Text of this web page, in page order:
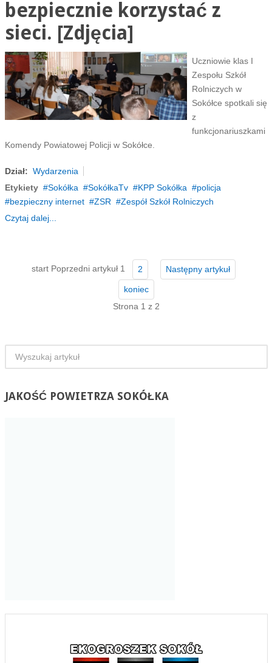
bezpiecznie korzystać z
sieci. [Zdjęcia]
Uczniowie klas I
Zespołu Szkół
Rolniczych w
Sokółce spotkali się
z
funkcjonariuszkami
Komendy Powiatowej Policji w Sokółce.
Dział: Wydarzenia
Etykiety
Sokółka SokółkaTv KPP Sokółka
policja
bezpieczny internet
ZSR
Zespół Szkół Rolniczych
Czytaj dalej...
start Poprzedni artykuł 1 2 Następny artykuł
koniec
Strona 1 z 2
JAKOŚĆPOWIETRZA SOKÓŁKA